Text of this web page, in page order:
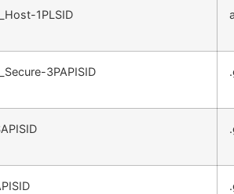
__Host-1PLSID
__Secure-3PAPISID